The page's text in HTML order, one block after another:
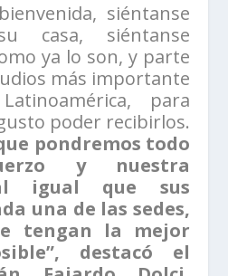
siéntanse
casa, siéntanse
ya lo son, y parte
más importante
para
poder recibirlos.
pondremos todo
y nuestra
igual que sus
una de las sedes,
tengan la mejor
destacó el